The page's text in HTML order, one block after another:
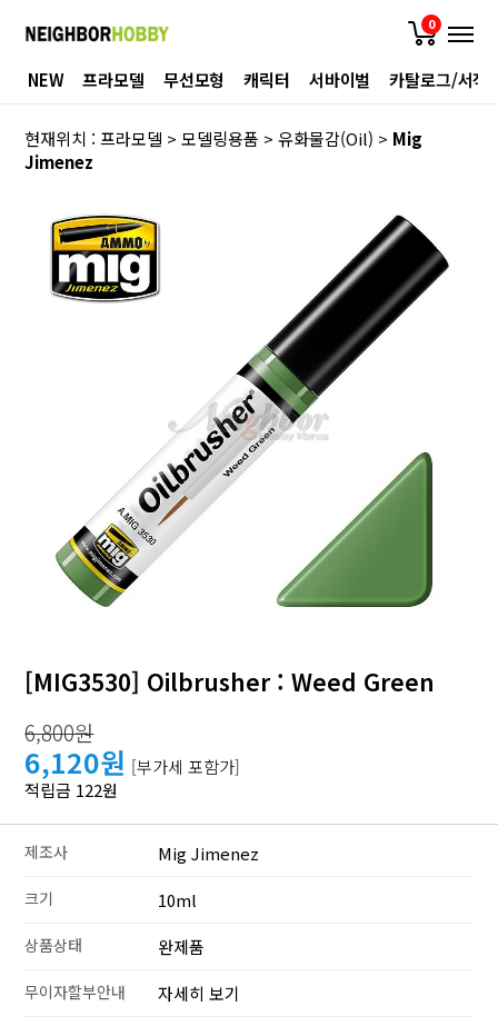
0
NEW 프라모델 무선모형 캐릭터 서바이벌 카탈로그/서적
현재위치 :프라모델 >모델링용품 >유화물감(Oil) > Mig
Jimenez
[MIG3530] Oilbrusher : Weed Green
6,800원
6,120원 [부가세 포함가]
적립금 122원
제조사 Mig Jimenez
크기 10ml
상품상태 완제품
무이자할부안내 자세히 보기